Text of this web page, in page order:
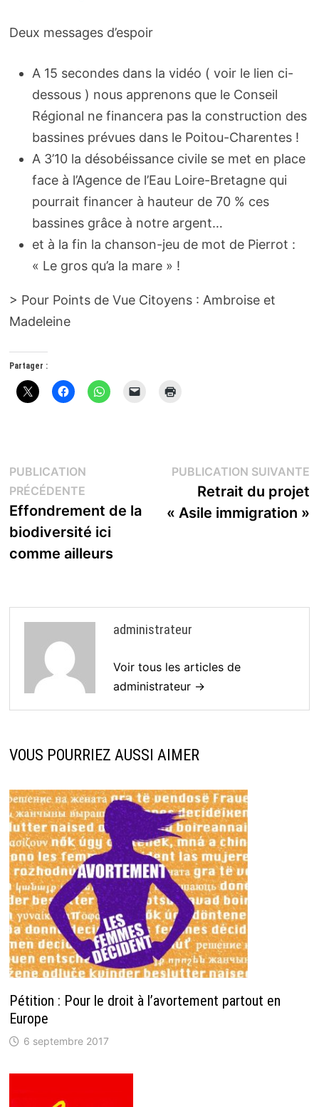
Deux messages d’espoir
A 15 secondes dans la vidéo ( voir le lien ci-
dessous ) nous apprenons que le Conseil
Régional ne financera pas la construction des
bassines prévues dans le Poitou-Charentes !
A 3’10 la désobéissance civile se met en place
face à l’Agence de l’Eau Loire-Bretagne qui
pourrait financer à hauteur de 70 % ces
bassines grâce à notre argent…
et à la fin la chanson-jeu de mot de Pierrot :
« Le gros qu’a la mare » !
> Pour Points de Vue Citoyens : Ambroise et
Madeleine
Partager :
Navigation
de
l’article
PUBLICATION
PRÉCÉDENTEPublication
précédente :
Effondrement de la
biodiversité ici
comme ailleurs
PUBLICATION SUIVANTE
Retrait du projet
« Asile immigration »
administrateur
Voir tous les articles de
administrateur →
VOUS POURRIEZ AUSSI AIMER
Pétition : Pour le droit à l’avortement partout en
Europe
6 septembre 2017